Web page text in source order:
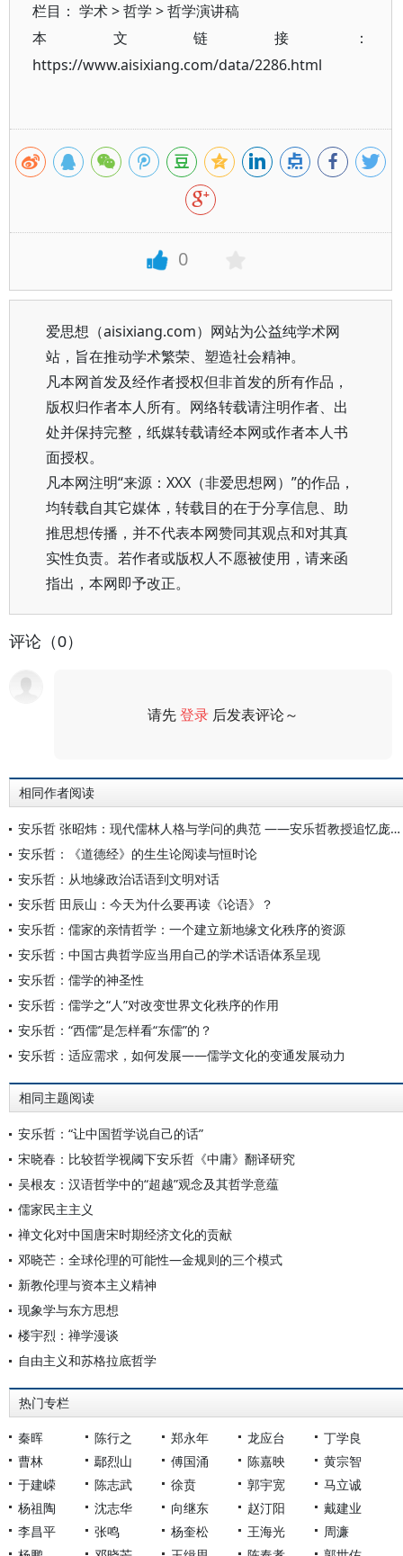
栏目： 学术>哲学 >哲学演讲稿
本文链接：
https://www.aisixiang.com/data/2286.html
0
爱思想（aisixiang.com）网站为公益纯学术网
站，旨在推动学术繁荣、塑造社会精神。
凡本网首发及经作者授权但非首发的所有作品，
版权归作者本人所有。网络转载请注明作者、出
处并保持完整，纸媒转载请经本网或作者本人书
面授权。
凡本网注明“来源：XXX（非爱思想网）”的作品，
均转载自其它媒体，转载目的在于分享信息、助
推思想传播，并不代表本网赞同其观点和对其真
实性负责。若作者或版权人不愿被使用，请来函
指出，本网即予改正。
评论（0）
请先登录 后发表评论～
相同作者阅读
安乐哲 张昭炜：现代儒林人格与学问的典范 ——安乐哲教授追忆庞朴先生
安乐哲：《道德经》的生生论阅读与恒时论
安乐哲：从地缘政治话语到文明对话
安乐哲 田辰山：今天为什么要再读《论语》？
安乐哲：儒家的亲情哲学：一个建立新地缘文化秩序的资源
安乐哲：中国古典哲学应当用自己的学术话语体系呈现
安乐哲：儒学的神圣性
安乐哲：儒学之“人”对改变世界文化秩序的作用
安乐哲：“西儒”是怎样看“东儒”的？
安乐哲：适应需求，如何发展——儒学文化的变通发展动力
相同主题阅读
安乐哲：“让中国哲学说自己的话”
宋晓春：比较哲学视阈下安乐哲《中庸》翻译研究
吴根友：汉语哲学中的“超越”观念及其哲学意蕴
儒家民主主义
禅文化对中国唐宋时期经济文化的贡献
邓晓芒：全球伦理的可能性—金规则的三个模式
新教伦理与资本主义精神
现象学与东方思想
楼宇烈：禅学漫谈
自由主义和苏格拉底哲学
热门专栏
秦晖 陈行之 郑永年 龙应台
丁学良
曹林
鄢烈山 傅国涌 陈嘉映
黄宗智
于建嵘
陈志武 徐贲 郭宇宽
马立诚
杨祖陶
沈志华 向继东 赵汀阳
戴建业
李昌平
张鸣 杨奎松 王海光
周濂